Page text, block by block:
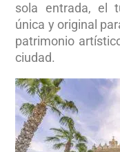
sola entrada, el
única y original
patrimonio
ciudad.